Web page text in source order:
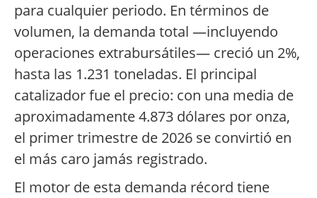
para cualquier periodo. En términos de
volumen, la demanda total —incluyendo
operaciones extrabursátiles— creció un 2%,
hasta las 1.231 toneladas. El principal
catalizador fue el precio: con una media de
aproximadamente 4.873 dólares por onza,
el primer trimestre de 2026 se convirtió en
el más caro jamás registrado.
El motor de esta demanda récord tiene